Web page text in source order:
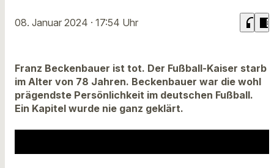
08. Januar 2024 · 17:54 Uhr headphones chrome_reader_mode
Franz Beckenbauer ist tot. Der Fußball-Kaiser starb
im Alter von 78 Jahren. Beckenbauer war die wohl
prägendste Persönlichkeit im deutschen Fußball.
Ein Kapitel wurde nie ganz geklärt.